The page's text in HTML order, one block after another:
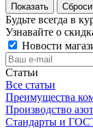
Будьте всегда в
Узнавайте о
Новости
Статьи
Все статьи
Преимущества
Производство
Стандарты и